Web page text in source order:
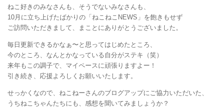
ねこ好きのみなさんも、そうでないみなさんも、
10月に立ち上げたばかりの「ねこねこNEWS」を飽きもせず
ご訪問いただきまして、まことにありがとうございました。
毎日更新できるかなぁ〜と思ってはじめたところ、
今のところ、なんとかなっている自分がステキ（笑）
来年もこの調子で、マイペースに頑張りますよー！
引き続き、応援よろしくお願いいたします。
せっかくなので、ねこねーさんのブログアップにご協力いただいた、
うちねこちゃんたちにも、感想を聞いてみましょうか？